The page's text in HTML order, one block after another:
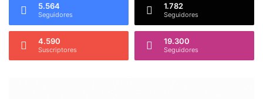
5.564
Seguidores
1.782
Seguidores
4.590
Suscriptores
19.300
Seguidores